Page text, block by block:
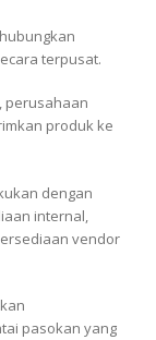
terpusat.
perusahaan
produk ke
dengan
internal,
vendor
pasokan yang